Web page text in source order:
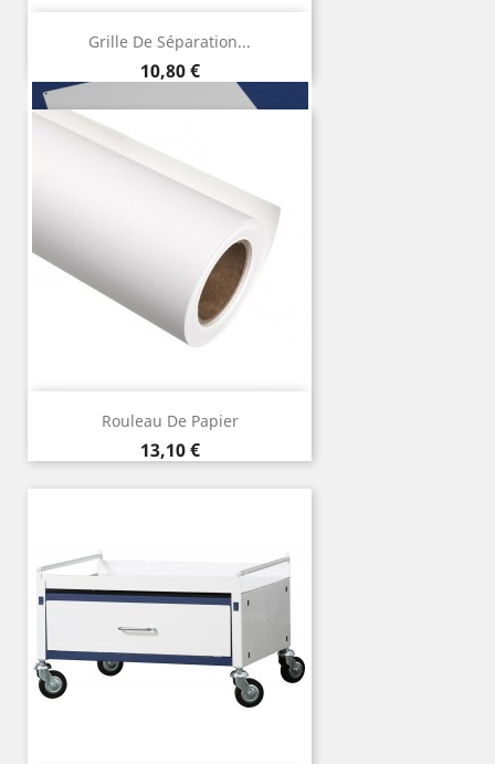
Grille De Séparation...
Precio
10,80 €
Rouleau De Papier
Precio
13,10 €